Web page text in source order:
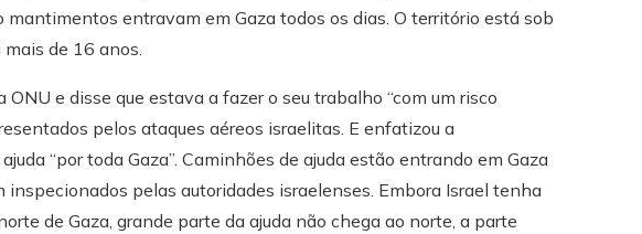
entravam em Gaza todos os dias. O território está sob
de 16 anos.
e disse que estava a fazer o seu trabalho “com um risco
pelos ataques aéreos israelitas. E enfatizou a
“por toda Gaza”. Caminhões de ajuda estão entrando em Gaza
pelas autoridades israelenses. Embora Israel tenha
de Gaza, grande parte da ajuda não chega ao norte, a parte